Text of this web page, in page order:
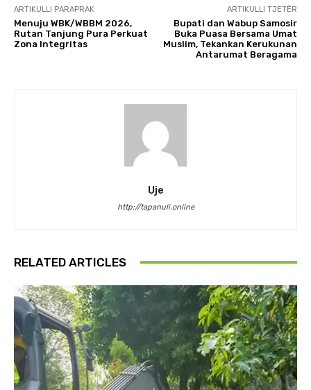
ARTIKULLI PARAPRAK
Menuju WBK/WBBM 2026,
Rutan Tanjung Pura Perkuat
Zona Integritas
ARTIKULLI TJETËR
Bupati dan Wabup Samosir
Buka Puasa Bersama Umat
Muslim, Tekankan Kerukunan
Antarumat Beragama
Uje
http://tapanuli.online
RELATED ARTICLES